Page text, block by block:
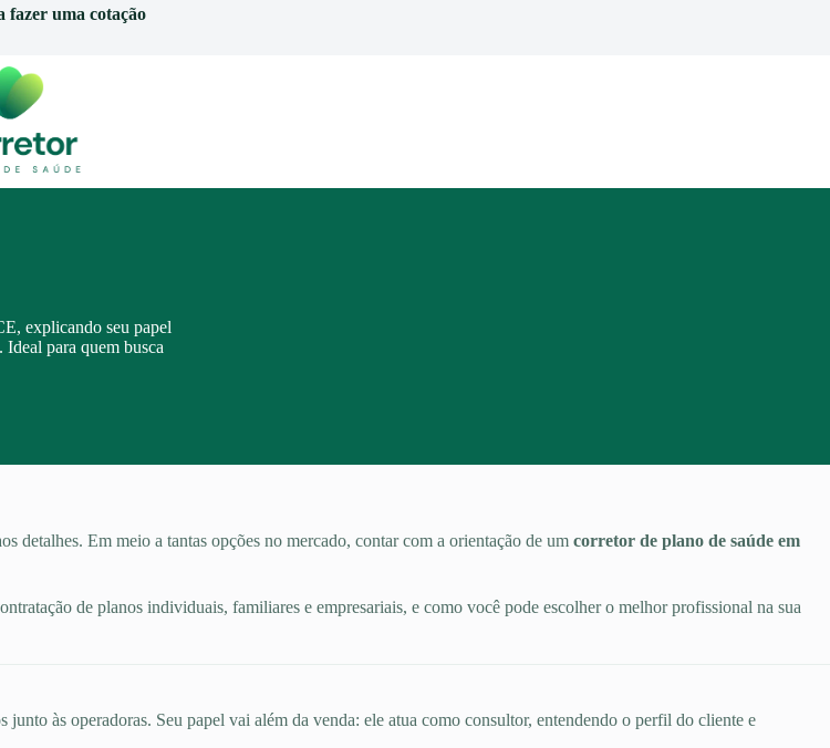
fazer uma cotação
explicando seu papel
para quem busca
detalhes. Em meio a tantas opções no mercado, contar com a orientação de um corretor de plano de saúde em
de planos individuais, familiares e empresariais, e como você pode escolher o melhor profissional na sua
às operadoras. Seu papel vai além da venda: ele atua como consultor, entendendo o perfil do cliente e